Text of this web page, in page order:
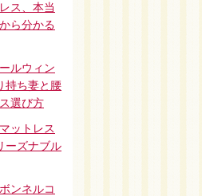
ス、本当
ら分かる
ルウィン
持ち妻と腰
選び方
ットレス
ーズナブル
ンネルコ